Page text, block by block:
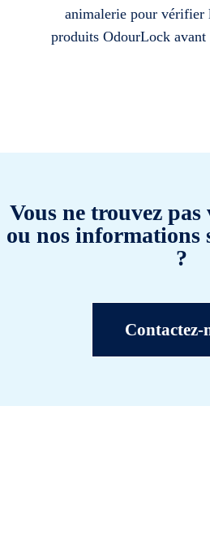
animalerie pour vérifier
produits OdourLock avant
Vous ne trouvez
ou nos informations
?
Contactez-